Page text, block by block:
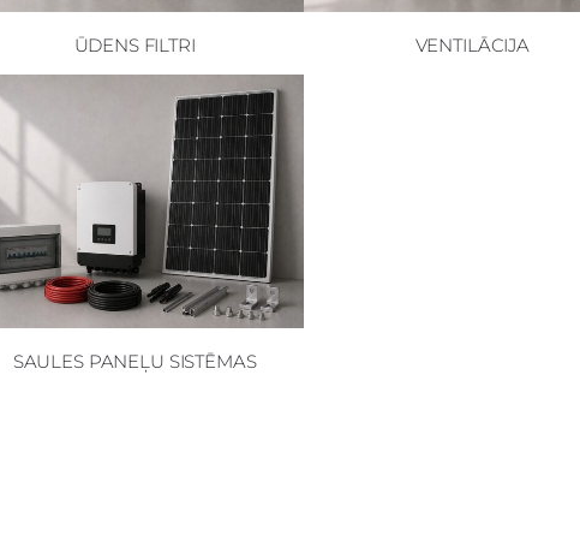
ŪDENS FILTRI VENTILĀCIJA
SAULES PANEĻU SISTĒMAS